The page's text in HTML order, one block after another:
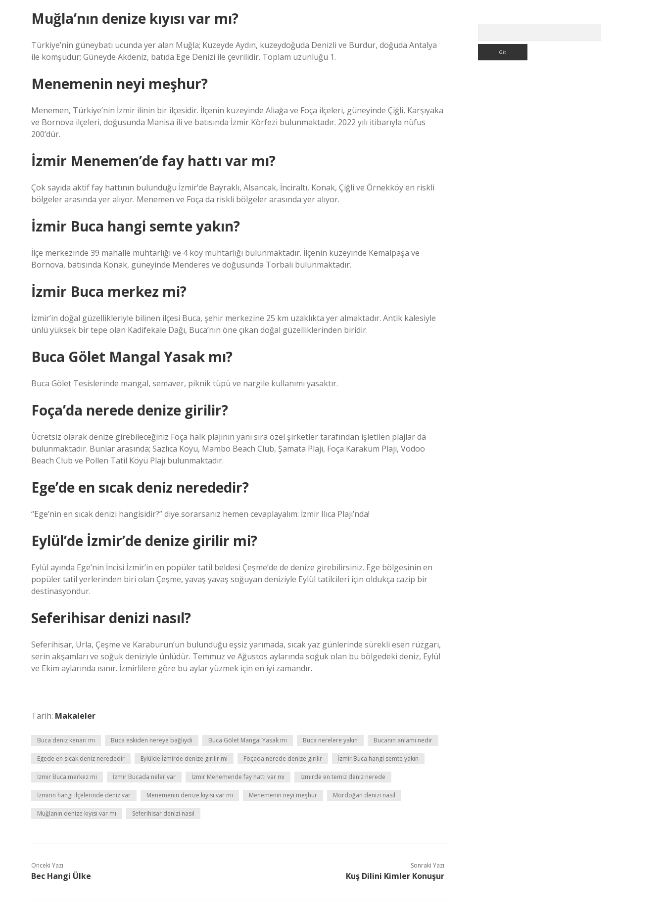
Muğla’nın denize kıyısı var mı?
Türkiye’nin güneybatı ucunda yer alan Muğla; Kuzeyde Aydın, kuzeydoğuda Denizli ve Burdur, doğuda Antalya
ile komşudur; Güneyde Akdeniz, batıda Ege Denizi ile çevrilidir. Toplam uzunluğu 1.
Menemenin neyi meşhur?
Menemen, Türkiye’nin İzmir ilinin bir ilçesidir. İlçenin kuzeyinde Aliağa ve Foça ilçeleri, güneyinde Çiğli, Karşıyaka
ve Bornova ilçeleri, doğusunda Manisa ili ve batısında İzmir Körfezi bulunmaktadır. 2022 yılı itibarıyla nüfus
200’dür.
İzmir Menemen’de fay hattı var mı?
Çok sayıda aktif fay hattının bulunduğu İzmir’de Bayraklı, Alsancak, İnciraltı, Konak, Çiğli ve Örnekköy en riskli
bölgeler arasında yer alıyor. Menemen ve Foça da riskli bölgeler arasında yer alıyor.
İzmir Buca hangi semte yakın?
İlçe merkezinde 39 mahalle muhtarlığı ve 4 köy muhtarlığı bulunmaktadır. İlçenin kuzeyinde Kemalpaşa ve
Bornova, batısında Konak, güneyinde Menderes ve doğusunda Torbalı bulunmaktadır.
İzmir Buca merkez mi?
İzmir’in doğal güzellikleriyle bilinen ilçesi Buca, şehir merkezine 25 km uzaklıkta yer almaktadır. Antik kalesiyle
ünlü yüksek bir tepe olan Kadifekale Dağı, Buca’nın öne çıkan doğal güzelliklerinden biridir.
Buca Gölet Mangal Yasak mı?
Buca Gölet Tesislerinde mangal, semaver, piknik tüpü ve nargile kullanımı yasaktır.
Foça’da nerede denize girilir?
Ücretsiz olarak denize girebileceğiniz Foça halk plajının yanı sıra özel şirketler tarafından işletilen plajlar da
bulunmaktadır. Bunlar arasında; Sazlıca Koyu, Mambo Beach Club, Şamata Plajı, Foça Karakum Plajı, Vodoo
Beach Club ve Pollen Tatil Köyü Plajı bulunmaktadır.
Ege’de en sıcak deniz nerededir?
“Ege’nin en sıcak denizi hangisidir?” diye sorarsanız hemen cevaplayalım: İzmir Ilıca Plajı’nda!
Eylül’de İzmir’de denize girilir mi?
Eylül ayında Ege’nin İncisi İzmir’in en popüler tatil beldesi Çeşme’de de denize girebilirsiniz. Ege bölgesinin en
popüler tatil yerlerinden biri olan Çeşme, yavaş yavaş soğuyan deniziyle Eylül tatilcileri için oldukça cazip bir
destinasyondur.
Seferihisar denizi nasıl?
Seferihisar, Urla, Çeşme ve Karaburun’un bulunduğu eşsiz yarımada, sıcak yaz günlerinde sürekli esen rüzgarı,
serin akşamları ve soğuk deniziyle ünlüdür. Temmuz ve Ağustos aylarında soğuk olan bu bölgedeki deniz, Eylül
ve Ekim aylarında ısınır. İzmirlilere göre bu aylar yüzmek için en iyi zamandır.
Tarih: Makaleler
Buca deniz kenarı mı Buca eskiden nereye bağlıydı Buca Gölet Mangal Yasak mı Buca nerelere yakın Bucanın anlamı nedir
Egede en sıcak deniz nerededir Eylülde İzmirde denize girilir mi Foçada nerede denize girilir İzmir Buca hangi semte yakın
İzmir Buca merkez mi İzmir Bucada neler var İzmir Menemende fay hattı var mı İzmirde en temiz deniz nerede
İzmirin hangi ilçelerinde deniz var Menemenin denize kıyısı var mı Menemenin neyi meşhur Mordoğan denizi nasıl
Muğlanın denize kıyısı var mı Seferihisar denizi nasıl
Önceki Yazı
Bec Hangi Ülke
Sonraki Yazı
Kuş Dilini Kimler Konuşur